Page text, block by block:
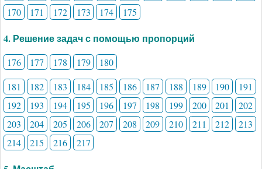
170
171 172 173 174 175
4. Решение задач с помощью пропорций
176 177 178 179
180
181
182 183 184 185 186 187 188 189 190
191
192
193 194 195 196 197 198 199 200 201
202
203
204 205 206 207 208 209 210 211 212
213
214
215 216 217